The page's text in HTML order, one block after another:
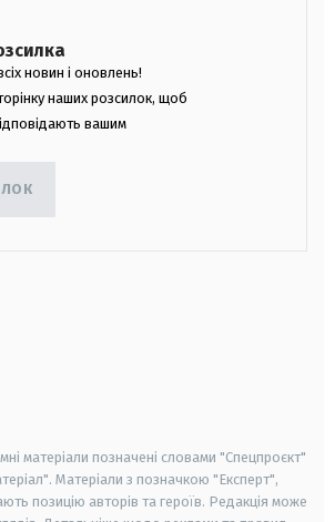
новин і оновлень!
наших розсилок, щоб
вашим
матеріали позначені словами "Спецпроєкт"
Матеріали з позначкою "Експерт",
позицію авторів та героїв. Редакція може